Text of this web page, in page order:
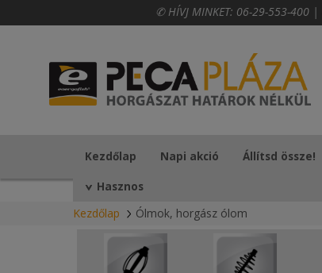
✆ HÍVJ MINKET: 06-29-553-400 |
Kezdőlap Napi akció Állítsd össze!
Hasznos
Kezdőlap Ólmok, horgász ólom